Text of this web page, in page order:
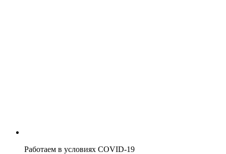
Работаем в условиях COVID-19